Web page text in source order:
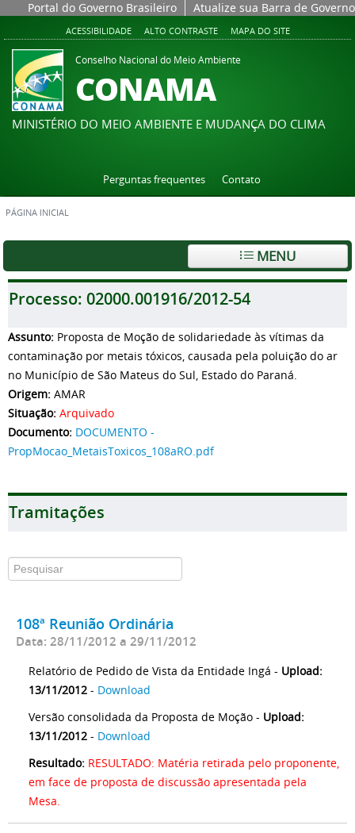
Portal do Governo Brasileiro Atualize sua Barra de Governo
ACESSIBILIDADE ALTO CONTRASTE MAPA DO SITE
Conselho Nacional do Meio Ambiente
CONAMA
MINISTÉRIO DO MEIO AMBIENTE E MUDANÇA DO CLIMA
Perguntas frequentes Contato
PÁGINA INICIAL
MENU
Processo: 02000.001916/2012-54
Assunto: Proposta de Moção de solidariedade às vítimas da
contaminação por metais tóxicos, causada pela poluição do ar
no Município de São Mateus do Sul, Estado do Paraná.
Origem: AMAR
Situação: Arquivado
Documento: DOCUMENTO -
PropMocao_MetaisToxicos_108aRO.pdf
Tramitações
108ª Reunião Ordinária
Data: 28/11/2012 a 29/11/2012
Relatório de Pedido de Vista da Entidade Ingá - Upload:
13/11/2012 - Download
Versão consolidada da Proposta de Moção - Upload:
13/11/2012 - Download
Resultado: RESULTADO: Matéria retirada pelo proponente,
em face de proposta de discussão apresentada pela
Mesa.